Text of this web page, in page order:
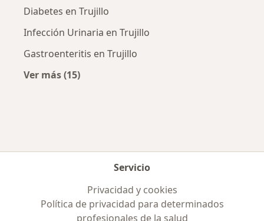
Diabetes en Trujillo
Infección Urinaria en Trujillo
Gastroenteritis en Trujillo
Ver más (15)
Servicio
Privacidad y cookies
Política de privacidad para determinados
profesionales de la salud